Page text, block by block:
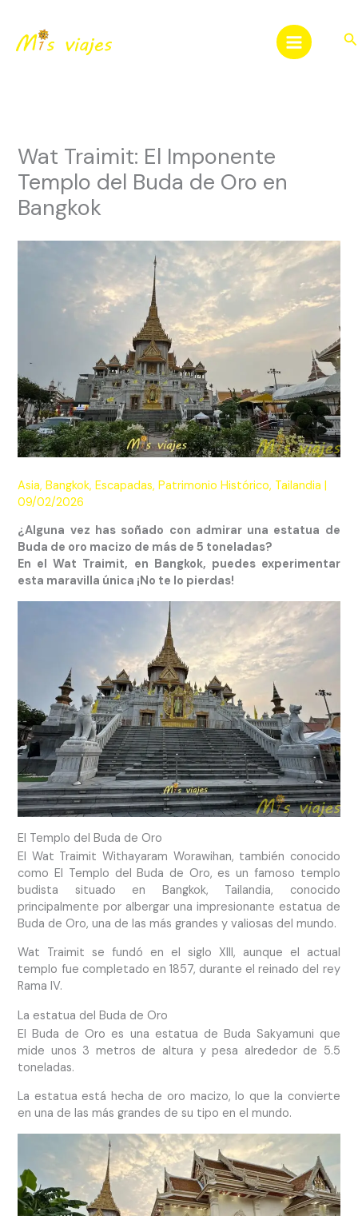
contenido
Wat Traimit: El Imponente
Templo del Buda de Oro en
Bangkok
Asia,Bangkok,Escapadas,Patrimonio Histórico, Tailandia |
09/02/2026
¿Alguna vez has soñado con admirar una estatua de
Buda de oro macizo de más de 5 toneladas?
En el Wat Traimit, en Bangkok, puedes experimentar
esta maravilla única ¡No te lo pierdas!
El Templo del Buda de Oro
El Wat Traimit Withayaram Worawihan, también conocido
como El Templo del Buda de Oro, es un famoso templo
budista situado en Bangkok, Tailandia, conocido
principalmente por albergar una impresionante estatua de
Buda de Oro, una de las más grandes y valiosas del mundo.
Wat Traimit se fundó en el siglo XIII, aunque el actual
templo fue completado en 1857, durante el reinado del rey
Rama IV.
La estatua del Buda de Oro
El Buda de Oro es una estatua de Buda Sakyamuni que
mide unos 3 metros de altura y pesa alrededor de 5.5
toneladas.
La estatua está hecha de oro macizo, lo que la convierte
en una de las más grandes de su tipo en el mundo.